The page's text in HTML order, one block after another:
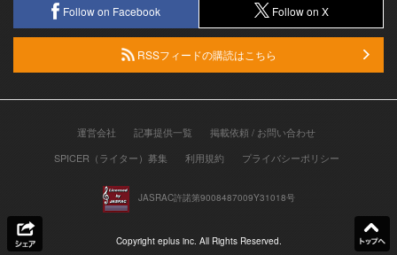
Follow on Facebook Follow on X
RSSフィードの購読はこちら
運営会社 記事提供一覧
掲載依頼 / お問い合わせ
SPICER（ライター）募集
利用規約 プライバシーポリシー
JASRAC許諾第9008487009Y31018号
Copyright eplus inc. All Rights Reserved.